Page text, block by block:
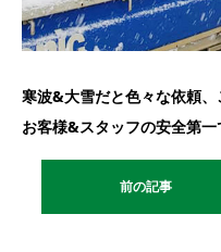
寒波&大雪だと色々な依頼
お客様&スタッフの安全第一
前の記事